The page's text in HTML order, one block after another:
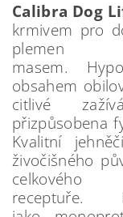
Calibra Dog
krmivem pro
masem.
obsahem
citlivé
přizpůsobena
Kvalitní
živočišného
receptuře.